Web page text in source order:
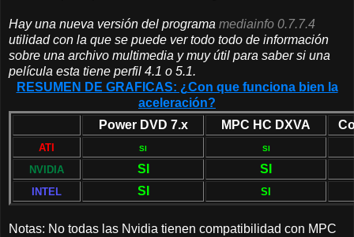
Hay una nueva versión del programa mediainfo 0.7.7.4
utilidad con la que se puede ver todo todo de información
sobre una archivo multimedia y muy útil para saber si una
película esta tiene perfil 4.1 o 5.1.
RESUMEN DE GRAFICAS: ¿Con que funciona bien la
aceleración?
Power DVD 7.x
MPC HC DXVA
ATI SI SI
NVIDIA SI SI
INTEL SI SI
Notas: No todas las Nvidia tienen compatibilidad con MPC